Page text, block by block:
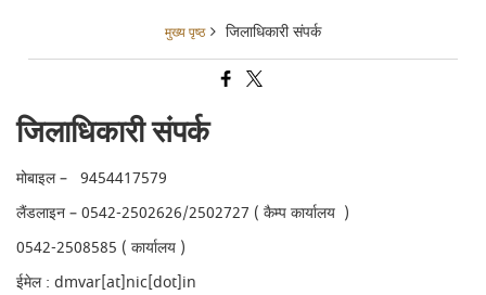
मुख्य पृष्ठ जिलाधिकारी संपर्क
जिलाधिकारी संपर्क
मोबाइल – 9454417579
लैंडलाइन – 0542-2502626/2502727 ( कैम्प कार्यालय )
0542-2508585 ( कार्यालय )
ईमेल : dmvar[at]nic[dot]in